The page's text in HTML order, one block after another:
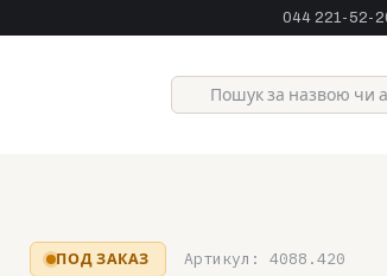
044 221-52-
ПОД ЗАКАЗ Артикул: 4088.420